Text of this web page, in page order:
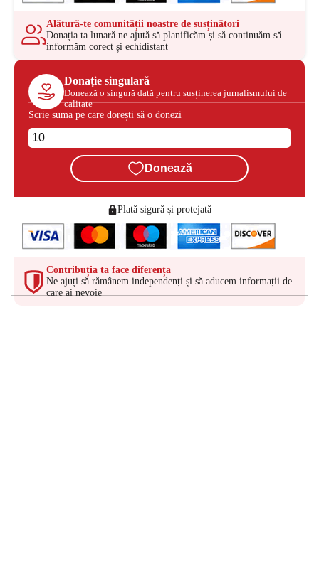
Alătură-te comunității noastre de susținători
Donația ta lunară ne ajută să planificăm și să continuăm să
informăm corect și echidistant
Donație singulară
Donează o singură dată pentru susținerea jurnalismului de
calitate
Scrie suma pe care dorești să o donezi
Donează
Plată sigură și protejată
Contribuția ta face diferența
Ne ajuți să rămânem independenți și să aducem informații de
care ai nevoie